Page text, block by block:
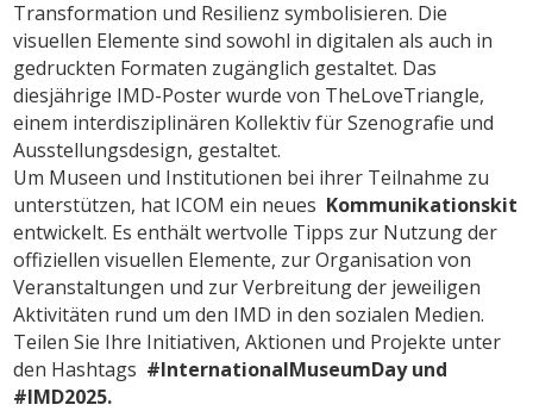
Transformation und Resilienz symbolisieren. Die
visuellen Elemente sind sowohl in digitalen als auch in
gedruckten Formaten zugänglich gestaltet. Das
diesjährige IMD-Poster wurde von TheLoveTriangle,
einem interdisziplinären Kollektiv für Szenografie und
Ausstellungsdesign, gestaltet.
Um Museen und Institutionen bei ihrer Teilnahme zu
unterstützen, hat ICOM ein neues Kommunikationskit
entwickelt. Es enthält wertvolle Tipps zur Nutzung der
offiziellen visuellen Elemente, zur Organisation von
Veranstaltungen und zur Verbreitung der jeweiligen
Aktivitäten rund um den IMD in den sozialen Medien.
Teilen Sie Ihre Initiativen, Aktionen und Projekte unter
den Hashtags #InternationalMuseumDay und
#IMD2025.